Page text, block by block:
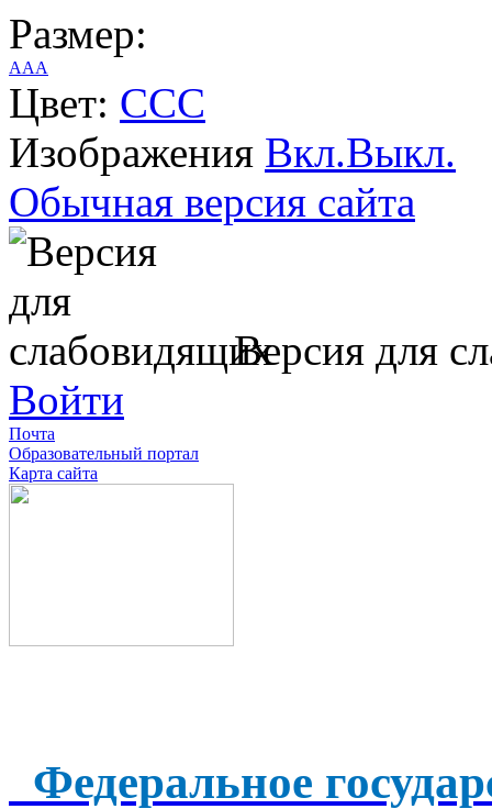
Размер:
AAA
Цвет: CCC
Изображения Вкл.Выкл.
Обычная версия сайта
Версия для
Войти
Почта
Образовательный портал
Карта сайта
Федеральное